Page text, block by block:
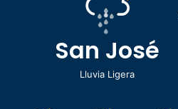
San José
Lluvia Ligera